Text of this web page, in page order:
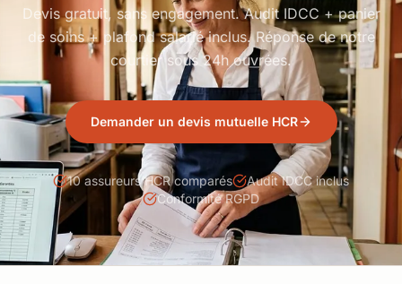
Devis gratuit, sans engagement. Audit IDCC + panier
de soins + plafond salarié inclus. Réponse de notre
courtier sous 24h ouvrées.
Demander un devis mutuelle HCR
10 assureurs HCR comparés
Audit IDCC inclus
Conformité RGPD